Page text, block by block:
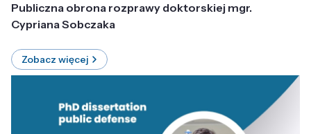
Publiczna obrona rozprawy doktorskiej mgr.
Cypriana Sobczaka
Zobacz więcej